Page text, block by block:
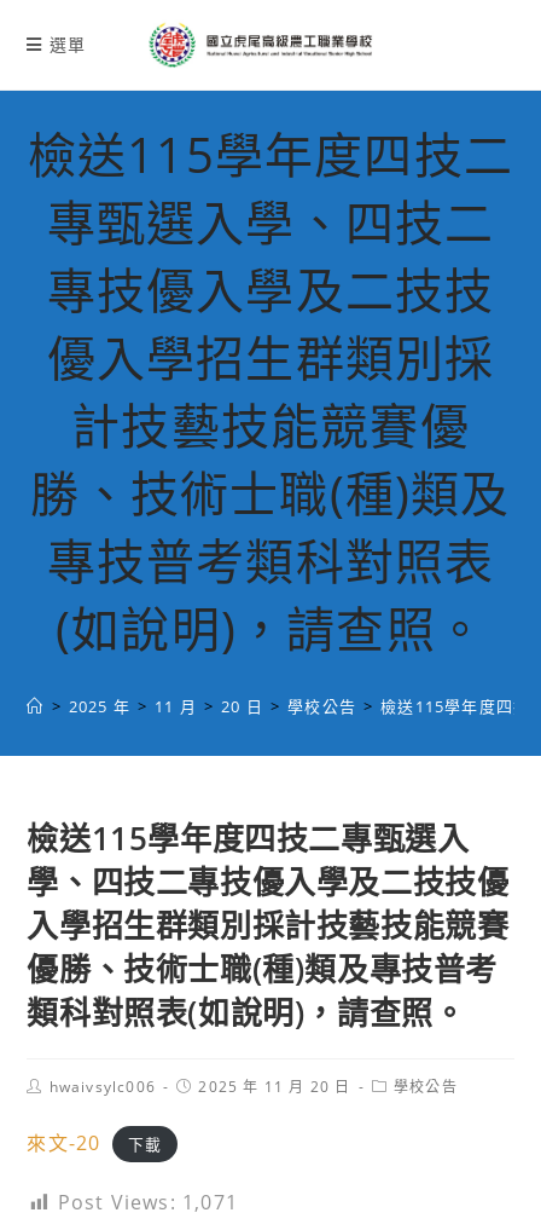
選單
檢送115學年度四技二
專甄選入學、四技二
專技優入學及二技技
優入學招生群類別採
計技藝技能競賽優
勝、技術士職(種)類及
專技普考類科對照表
(如說明)，請查照。
> 2025 年 > 11 月 > 20 日 > 學校公告 > 檢送115學年度四技
檢送115學年度四技二專甄選入
學、四技二專技優入學及二技技優
入學招生群類別採計技藝技能競賽
優勝、技術士職(種)類及專技普考
類科對照表(如說明)，請查照。
Posthwaivsylc006
Post2025 年 11 月 20 日
Post學校公告
來文-20 下載
Post Views: 1,071